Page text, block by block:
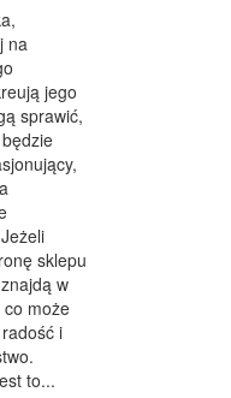
na
jego
sprawić,
sklepu
w
co może
i
to...